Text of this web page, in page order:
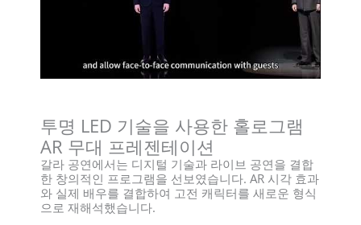
투명 LED 기술을 사용한 홀로그램
AR 무대 프레젠테이션
갈라 공연에서는 디지털 기술과 라이브 공연을 결합
한 창의적인 프로그램을 선보였습니다. AR 시각 효과
와 실제 배우를 결합하여 고전 캐릭터를 새로운 형식
으로 재해석했습니다.